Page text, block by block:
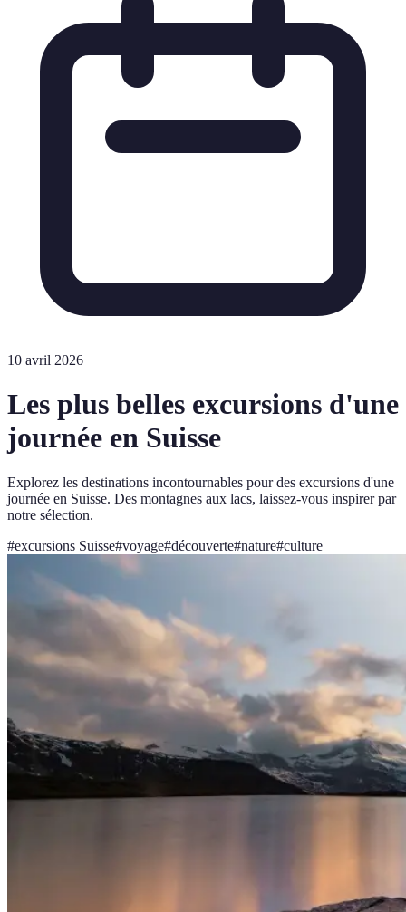
10 avril 2026
Les plus belles excursions d'une
journée en Suisse
Explorez les destinations incontournables pour des excursions d'une
journée en Suisse. Des montagnes aux lacs, laissez-vous inspirer par
notre sélection.
#excursions Suisse#voyage#découverte#nature#culture